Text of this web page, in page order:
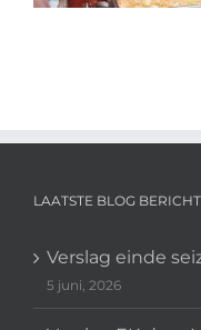
LAATSTE BLOG
Verslag einde
5 juni, 2026